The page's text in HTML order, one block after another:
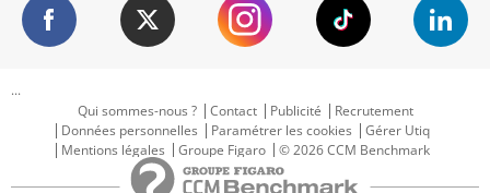
...
Qui sommes-nous ?
Contact Publicité
Recrutement
Données personnelles
Paramétrer les cookies
Gérer Utiq
Mentions légales
Groupe Figaro © 2026 CCM Benchmark